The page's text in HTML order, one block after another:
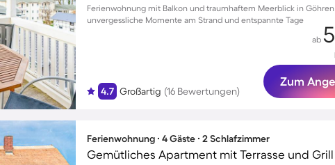
Ferienwohnung mit Balkon und traumhaftem Meerblick in
unvergessliche Momente am Strand und entspannte Tage
4.7 Großartig (16 Bewertungen)
ab
Zum
Ferienwohnung ∙ 4 Gäste ∙ 2 Schlafzimmer